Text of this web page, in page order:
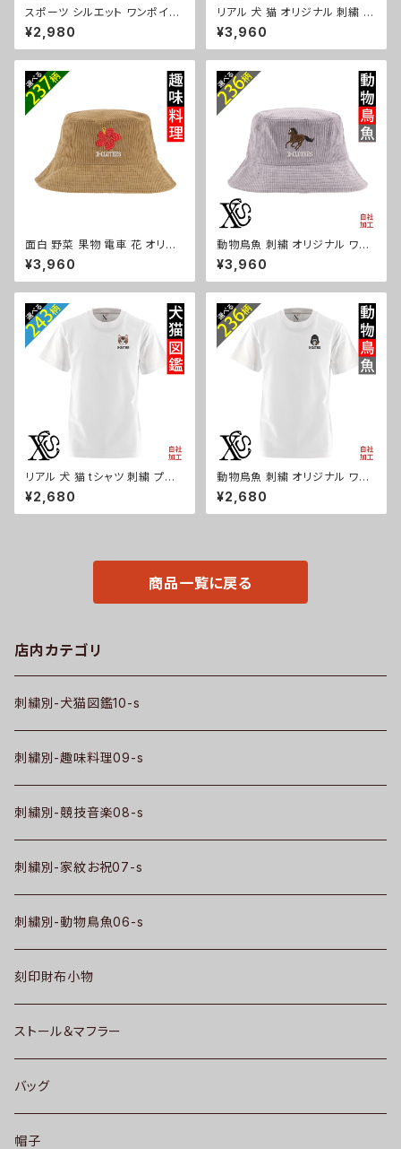
スポーツ シルエット ワンポイン
ト 刺繍 エプロン ワンピース レ
ディース 撥水加工 おしゃれ か
わいい フリル ティアード フレア
ロン リボン ブラック 黒 グッズ
文字 面白い おもしろ 卒団 記念
品 部活 卒業 ori-a-tao13-b0
8-s
¥2,980
リアル 犬 猫 オリジナル 刺繍 ワ
ンポイント コーデュロイ バケッ
トハット メンズ レディース 帽子
自社ブランド ロゴ グッズ 柄 誕
ワワ シーズー シュナウザー パ
グ ペキニーズ ori-a-cap39-b
10-s
¥3,960
面白 野菜 果物 電車 花 オリジ
ナル 刺繍 ワンポイント コーデュ
ロイ バケットハット メンズ レデ
ィース 帽子 自社ブランド ロゴ
s
¥3,960
動物鳥魚 刺繍 オリジナル ワン
ポイント コーデュロイ バケット
ハット メンズ レディース 帽子
自社ブランド ロゴ グッズ 柄 お
文鳥 パンダ 魚 動物 ori-a-cap
39-b06-s
¥3,960
リアル 犬 猫 tシャツ 刺繍 プレ
ゼント 5.6oz オリジナル 半袖
Tシャツ メンズ ワンポイント ロ
ゴ おしゃれ 無地 カットソー 和
¥2,680
動物鳥魚 刺繍 オリジナル ワン
ポイント 5.6oz 半袖 Tシャツ
メンズ ロゴ おしゃれ tシャツ 無
地 カットソー 白 ホワイト グレ
¥2,680
商品一覧に戻る
店内カテゴリ
刺繍別-犬猫図鑑10-s
刺繍別-趣味料理09-s
刺繍別-競技音楽08-s
刺繍別-家紋お祝07-s
刺繍別-動物鳥魚06-s
刻印財布小物
ストール＆マフラー
バッグ
帽子